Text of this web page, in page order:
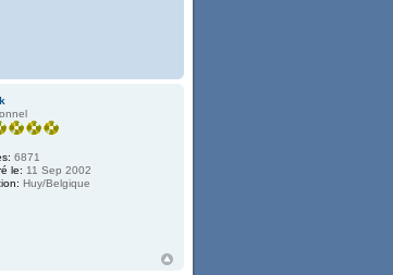
6871
le: 11 Sep 2002
Huy/Belgique